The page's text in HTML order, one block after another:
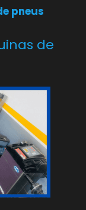
pneus
de